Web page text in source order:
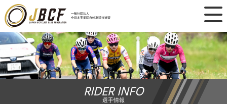
一般社団法人
全日本実業団自転車競技連盟
×
ニュース
レース日程
ランキング
RIDER INFO
選手情報